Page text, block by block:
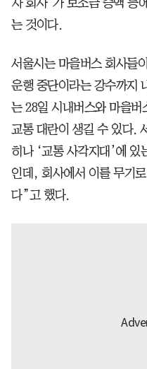
자 회사’가 보조금 증액 등
는 것이다.
서울시는 마을버스 회사들
운행 중단이라는 강수까지
는 28일 시내버스와 마을버
교통 대란이 생길 수 있다.
히나 ‘교통 사각지대’에 있
인데, 회사에서 이를 무기
다”고 했다.